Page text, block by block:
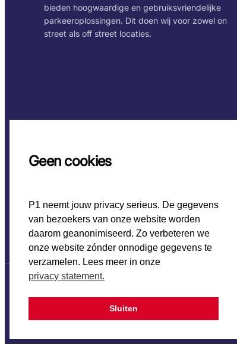
Geen cookies
P1 neemt jouw privacy serieus. De gegevens
van bezoekers van onze website worden
daarom geanonimiseerd. Zo verbeteren we
onze website zónder onnodige gegevens te
verzamelen. Lees meer in onze
privacy statement.
Sluiten
bieden hoogwaardige en gebruiksvriendelijke
parkeeroplossingen. Dit doen wij voor zowel on
street als off street locaties.